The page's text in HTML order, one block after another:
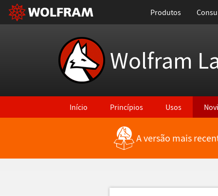
Produtos
Wolfram
Início Princípios Usos
Voltar para Últimas Novidades
A versão mais